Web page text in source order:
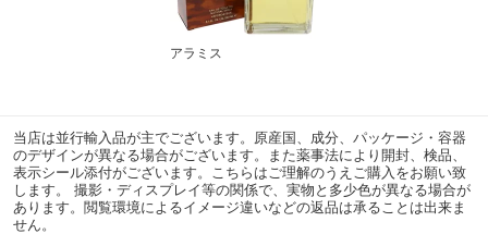
アラミス
当店は並行輸入品が主でございます。原産国、成分、パッケージ・容器
のデザインが異なる場合がございます。また薬事法により開封、検品、
表示シール添付がございます。こちらはご理解のうえご購入をお願い致
します。 撮影・ディスプレイ等の関係で、実物と多少色が異なる場合が
あります。閲覧環境によるイメージ違いなどの返品は承ることは出来ま
せん。